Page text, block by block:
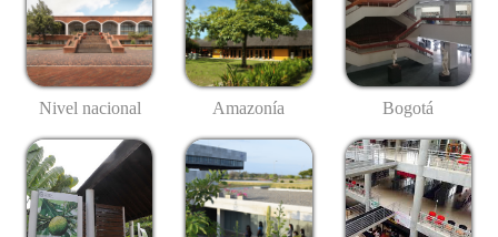
Nivel nacional Amazonía Bogotá